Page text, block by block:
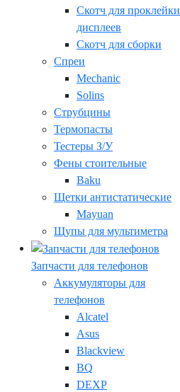
Скотч для проклейки
дисплеев
Скотч для сборки
Спреи
Mechanic
Solins
Струбцины
Термопасты
Тестеры З/У
Фены стоительные
Baku
Щетки антистатические
Mayuan
Щупы для мультиметра
Запчасти для телефонов
Аккумуляторы для
телефонов
Alcatel
Asus
Blackview
BQ
DEXP